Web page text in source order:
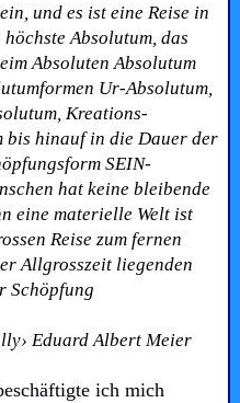
und es ist eine Reise in
Absolutum, das
Absoluten Absolutum
Ur-Absolutum,
Kreations-
bis hinauf in die Dauer der
SEIN-
hat keine bleibende
eine materielle Welt ist
Reise zum fernen
Allgrosszeit liegenden
Schöpfung
Eduard Albert Meier
ich mich